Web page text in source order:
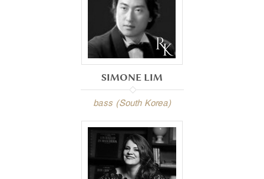
SIMONE LIM
bass (South Korea)